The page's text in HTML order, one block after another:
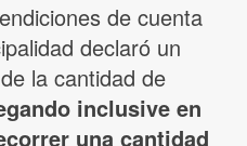
de cuenta
declaró un
la cantidad de
inclusive en
una cantidad